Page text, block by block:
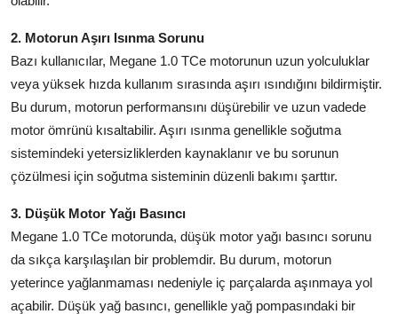
2. Motorun Aşırı Isınma Sorunu
Bazı kullanıcılar, Megane 1.0 TCe motorunun uzun yolculuklar
veya yüksek hızda kullanım sırasında aşırı ısındığını bildirmiştir.
Bu durum, motorun performansını düşürebilir ve uzun vadede
motor ömrünü kısaltabilir. Aşırı ısınma genellikle soğutma
sistemindeki yetersizliklerden kaynaklanır ve bu sorunun
çözülmesi için soğutma sisteminin düzenli bakımı şarttır.
3. Düşük Motor Yağı Basıncı
Megane 1.0 TCe motorunda, düşük motor yağı basıncı sorunu
da sıkça karşılaşılan bir problemdir. Bu durum, motorun
yeterince yağlanmaması nedeniyle iç parçalarda aşınmaya yol
açabilir. Düşük yağ basıncı, genellikle yağ pompasındaki bir